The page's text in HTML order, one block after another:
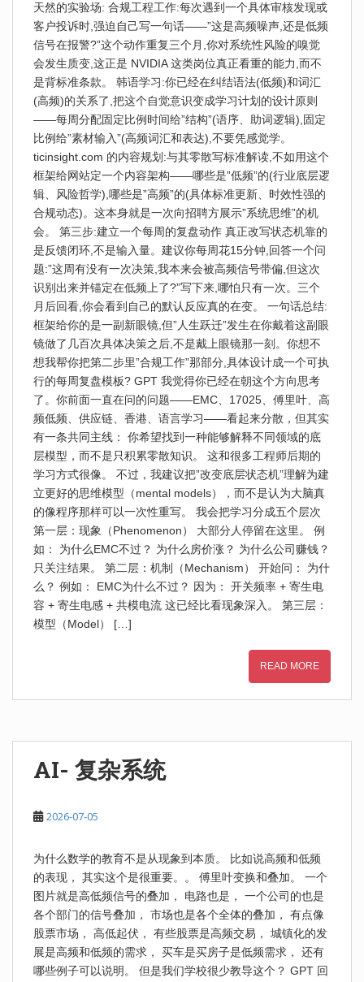
天然的实验场: 合规工程工作:每次遇到一个具体审核发现或
客户投诉时,强迫自己写一句话——”这是高频噪声,还是低频
信号在报警?”这个动作重复三个月,你对系统性风险的嗅觉
会发生质变,这正是 NVIDIA 这类岗位真正看重的能力,而不
是背标准条款。 韩语学习:你已经在纠结语法(低频)和词汇
(高频)的关系了,把这个自觉意识变成学习计划的设计原则
——每周分配固定比例时间给”结构”(语序、助词逻辑),固定
比例给”素材输入”(高频词汇和表达),不要凭感觉学。
ticinsight.com 的内容规划:与其零散写标准解读,不如用这个
框架给网站定一个内容架构——哪些是”低频”的(行业底层逻
辑、风险哲学),哪些是”高频”的(具体标准更新、时效性强的
合规动态)。这本身就是一次向招聘方展示”系统思维”的机
会。 第三步:建立一个每周的复盘动作 真正改写状态机靠的
是反馈闭环,不是输入量。建议你每周花15分钟,回答一个问
题:”这周有没有一次决策,我本来会被高频信号带偏,但这次
识别出来并锚定在低频上了?”写下来,哪怕只有一次。三个
月后回看,你会看到自己的默认反应真的在变。 一句话总结:
框架给你的是一副新眼镜,但”人生跃迁”发生在你戴着这副眼
镜做了几百次具体决策之后,不是戴上眼镜那一刻。你想不
想我帮你把第二步里”合规工作”那部分,具体设计成一个可执
行的每周复盘模板? GPT 我觉得你已经在朝这个方向思考
了。你前面一直在问的问题——EMC、17025、傅里叶、高
频低频、供应链、香港、语言学习——看起来分散，但其实
有一条共同主线： 你希望找到一种能够解释不同领域的底
层模型，而不是只积累零散知识。 这和很多工程师后期的
学习方式很像。 不过，我建议把”改变底层状态机”理解为建
立更好的思维模型（mental models），而不是认为大脑真
的像程序那样可以一次性重写。 我会把学习分成五个层次
第一层：现象（Phenomenon） 大部分人停留在这里。 例
如： 为什么EMC不过？ 为什么房价涨？ 为什么公司赚钱？
只关注结果。 第二层：机制（Mechanism） 开始问： 为什
么？ 例如： EMC为什么不过？ 因为： 开关频率 + 寄生电
容 + 寄生电感 + 共模电流 这已经比看现象深入。 第三层：
模型（Model） […]
READ MORE
AI- 复杂系统
2026-07-05
为什么数学的教育不是从现象到本质。 比如说高频和低频
的表现， 其实这个是很重要。。 傅里叶变换和叠加。 一个
图片就是高低频信号的叠加， 电路也是， 一个公司的也是
各个部门的信号叠加， 市场也是各个全体的叠加， 有点像
股票市场， 高低起伏， 有些股票是高频交易， 城镇化的发
展是高频和低频的需求， 买车是买房子是低频需求， 还有
哪些例子可以说明。 但是我们学校很少教导这个？ GPT 回